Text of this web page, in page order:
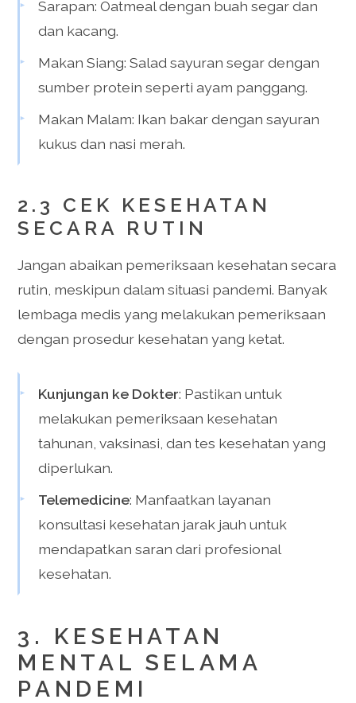
Sarapan: Oatmeal dengan buah segar dan
dan kacang.
Makan Siang: Salad sayuran segar dengan
sumber protein seperti ayam panggang.
Makan Malam: Ikan bakar dengan sayuran
kukus dan nasi merah.
2.3 CEK KESEHATAN
SECARA RUTIN
Jangan abaikan pemeriksaan kesehatan secara
rutin, meskipun dalam situasi pandemi. Banyak
lembaga medis yang melakukan pemeriksaan
dengan prosedur kesehatan yang ketat.
Kunjungan ke Dokter: Pastikan untuk
melakukan pemeriksaan kesehatan
tahunan, vaksinasi, dan tes kesehatan yang
diperlukan.
Telemedicine: Manfaatkan layanan
konsultasi kesehatan jarak jauh untuk
mendapatkan saran dari profesional
kesehatan.
3. KESEHATAN
MENTAL SELAMA
PANDEMI